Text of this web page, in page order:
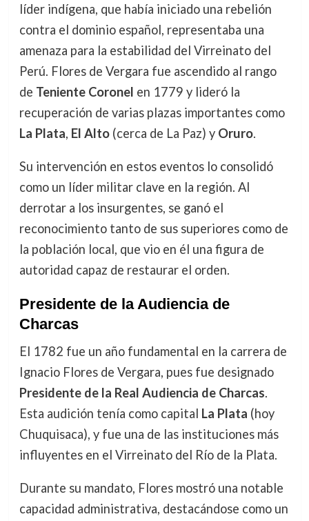
líder indígena, que había iniciado una rebelión
contra el dominio español, representaba una
amenaza para la estabilidad del Virreinato del
Perú. Flores de Vergara fue ascendido al rango
de Teniente Coronel en 1779 y lideró la
recuperación de varias plazas importantes como
La Plata, El Alto(cerca de La Paz) y Oruro.
Su intervención en estos eventos lo consolidó
como un líder militar clave en la región. Al
derrotar a los insurgentes, se ganó el
reconocimiento tanto de sus superiores como de
la población local, que vio en él una figura de
autoridad capaz de restaurar el orden.
Presidente de la Audiencia de
Charcas
El 1782 fue un año fundamental en la carrera de
Ignacio Flores de Vergara, pues fue designado
Presidente de la Real Audiencia de Charcas.
Esta audición tenía como capital La Plata (hoy
Chuquisaca), y fue una de las instituciones más
influyentes en el Virreinato del Río de la Plata.
Durante su mandato, Flores mostró una notable
capacidad administrativa, destacándose como un